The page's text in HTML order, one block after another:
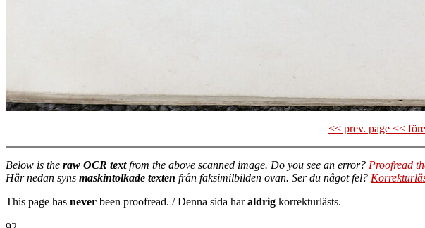
<< prev. page <<
Below is the raw OCR textfrom the above scanned image. Do you see an error? Proofread
Här nedan syns maskintolkade texten från faksimilbilden ovan. Ser du något fel?
This page has never been proofread. / Denna sida haraldrig korrekturlästs.